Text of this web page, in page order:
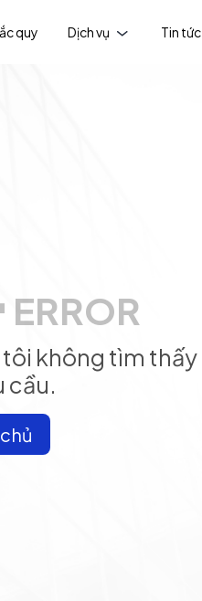
quy Dịch vụ Tin tức
ERROR
tôi không tìm thấy
cầu.